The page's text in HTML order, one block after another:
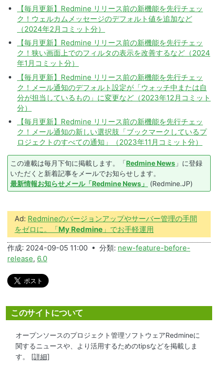
【毎月更新】Redmine リリース前の新機能を先行チェッ
ク！ウェルカムメッセージのデフォルト値を追加など
（2024年2月コミット分）
【毎月更新】Redmine リリース前の新機能を先行チェッ
ク！狭い画面上でのフィルタの表示を改善するなど（2024
年1月コミット分）
【毎月更新】Redmine リリース前の新機能を先行チェッ
ク！メール通知のデフォルト設定が「ウォッチ中または自
分が担当しているもの」に変更など（2023年12月コミット
分）
【毎月更新】Redmine リリース前の新機能を先行チェッ
ク！メール通知の新しい選択肢「ブックマークしているプ
ロジェクトのすべての通知」（2023年11月コミット分）
この連載は毎月下旬に掲載します。「Redmine News 」に登録
いただくと新着記事をメールでお知らせします。
最新情報お知らせメール「Redmine News」
(Redmine.JP)
Ad: Redmineのバージョンアップやサーバー管理の手間
をゼロに。「My Redmine 」でお手軽運用
作成: 2024-09-05 11:00 • 分類: new-feature-before-
release, 6.0
このサイトについて
オープンソースのプロジェクト管理ソフトウェアRedmineに
関するニュースや、より活用するためのtipsなどを掲載しま
す。 [詳細]